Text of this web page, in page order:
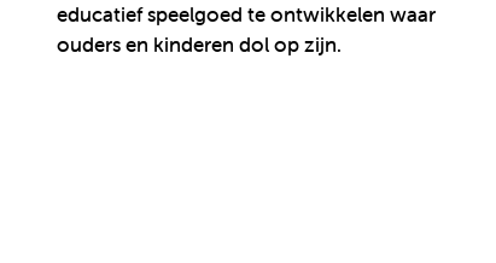
educatief speelgoed te ontwikkelen waar
ouders en kinderen dol op zijn.